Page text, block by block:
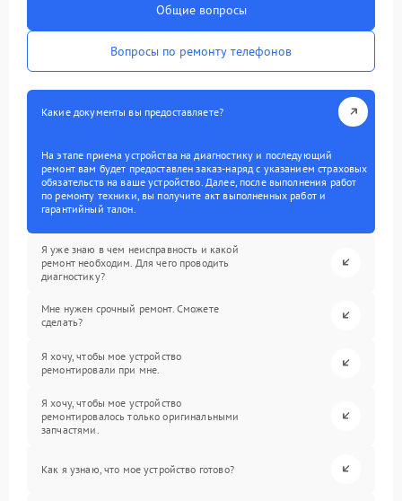
Общие вопросы
Вопросы по ремонту телефонов
Какие документы вы предоставляете?
На этапе приема устройства на диагностику и последующий
ремонт вам будет предоставлен заказ-наряд с указанием страховых
обязательств на ваше устройство. Далее, после выполнения работ
по ремонту техники, вы получите акт выполненных работ и
гарантийный талон.
Я уже знаю в чем неисправность и какой
ремонт необходим. Для чего проводить
диагностику?
Мне нужен срочный ремонт. Сможете
сделать?
Я хочу, чтобы мое устройство
ремонтировали при мне.
Я хочу, чтобы мое устройство
ремонтировалось только оригинальными
запчастями.
Как я узнаю, что мое устройство готово?